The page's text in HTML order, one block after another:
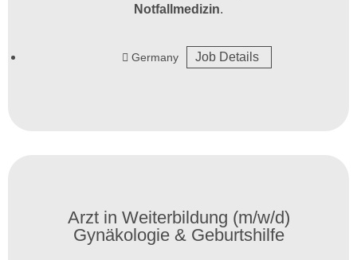
Notfallmedizin.
Germany Job Details
Arzt in Weiterbildung (m/w/d)
Gynäkologie & Geburtshilfe